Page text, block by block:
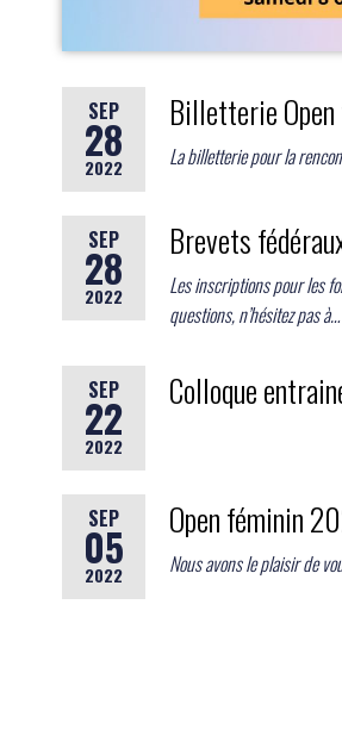
SEP
28
2022
Billetterie
La billetterie pour la
SEP
28
2022
Brevets
Les inscriptions pour les
questions, n’hésitez pas à…
SEP
22
2022
Colloque
SEP
05
2022
Open féminin
Nous avons le plaisir de